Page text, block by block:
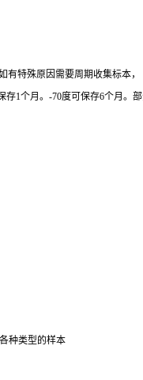
特殊原因需要周期收集标本，
1个月。-70度可保存6个月。
种类型的样本